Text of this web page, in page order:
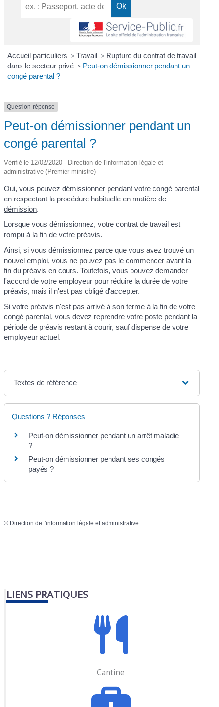
Accueil particuliers > Travail > Rupture du contrat de travail
dans le secteur privé > Peut-on démissionner pendant un
congé parental ?
Question-réponse
Peut-on démissionner pendant un
congé parental ?
Vérifié le 12/02/2020 - Direction de l'information légale et
administrative (Premier ministre)
Oui, vous pouvez démissionner pendant votre congé parental
en respectant la procédure habituelle en matière de
démission.
Lorsque vous démissionnez, votre contrat de travail est
rompu à la fin de votre préavis.
Ainsi, si vous démissionnez parce que vous avez trouvé un
nouvel emploi, vous ne pouvez pas le commencer avant la
fin du préavis en cours. Toutefois, vous pouvez demander
l'accord de votre employeur pour réduire la durée de votre
préavis, mais il n'est pas obligé d'accepter.
Si votre préavis n'est pas arrivé à son terme à la fin de votre
congé parental, vous devez reprendre votre poste pendant la
période de préavis restant à courir, sauf dispense de votre
employeur actuel.
Textes de référence
Questions ? Réponses !
Peut-on démissionner pendant un arrêt maladie
?
Peut-on démissionner pendant ses congés
payés ?
© Direction de l'information légale et administrative
LIENS PRATIQUES
Cantine